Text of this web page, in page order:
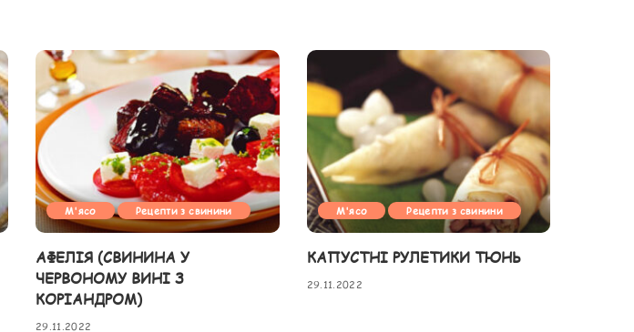
М'ясо Рецепти з свинини
АФЕЛІЯ (СВИНИНА У
ЧЕРВОНОМУ ВИНІ З
КОРІАНДРОМ)
29.11.2022
М'ясо Рецепти з свинини
КАПУСТНІ РУЛЕТИКИ ТЮНЬ
29.11.2022